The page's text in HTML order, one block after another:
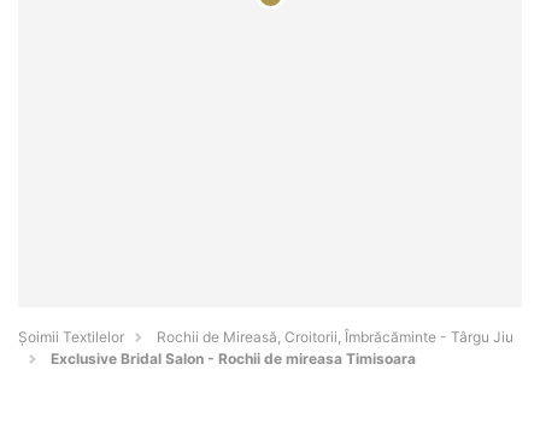
Șoimii Textilelor
Rochii de Mireasă, Croitorii, Îmbrăcăminte - Târgu Jiu
Exclusive Bridal Salon - Rochii de mireasa Timisoara